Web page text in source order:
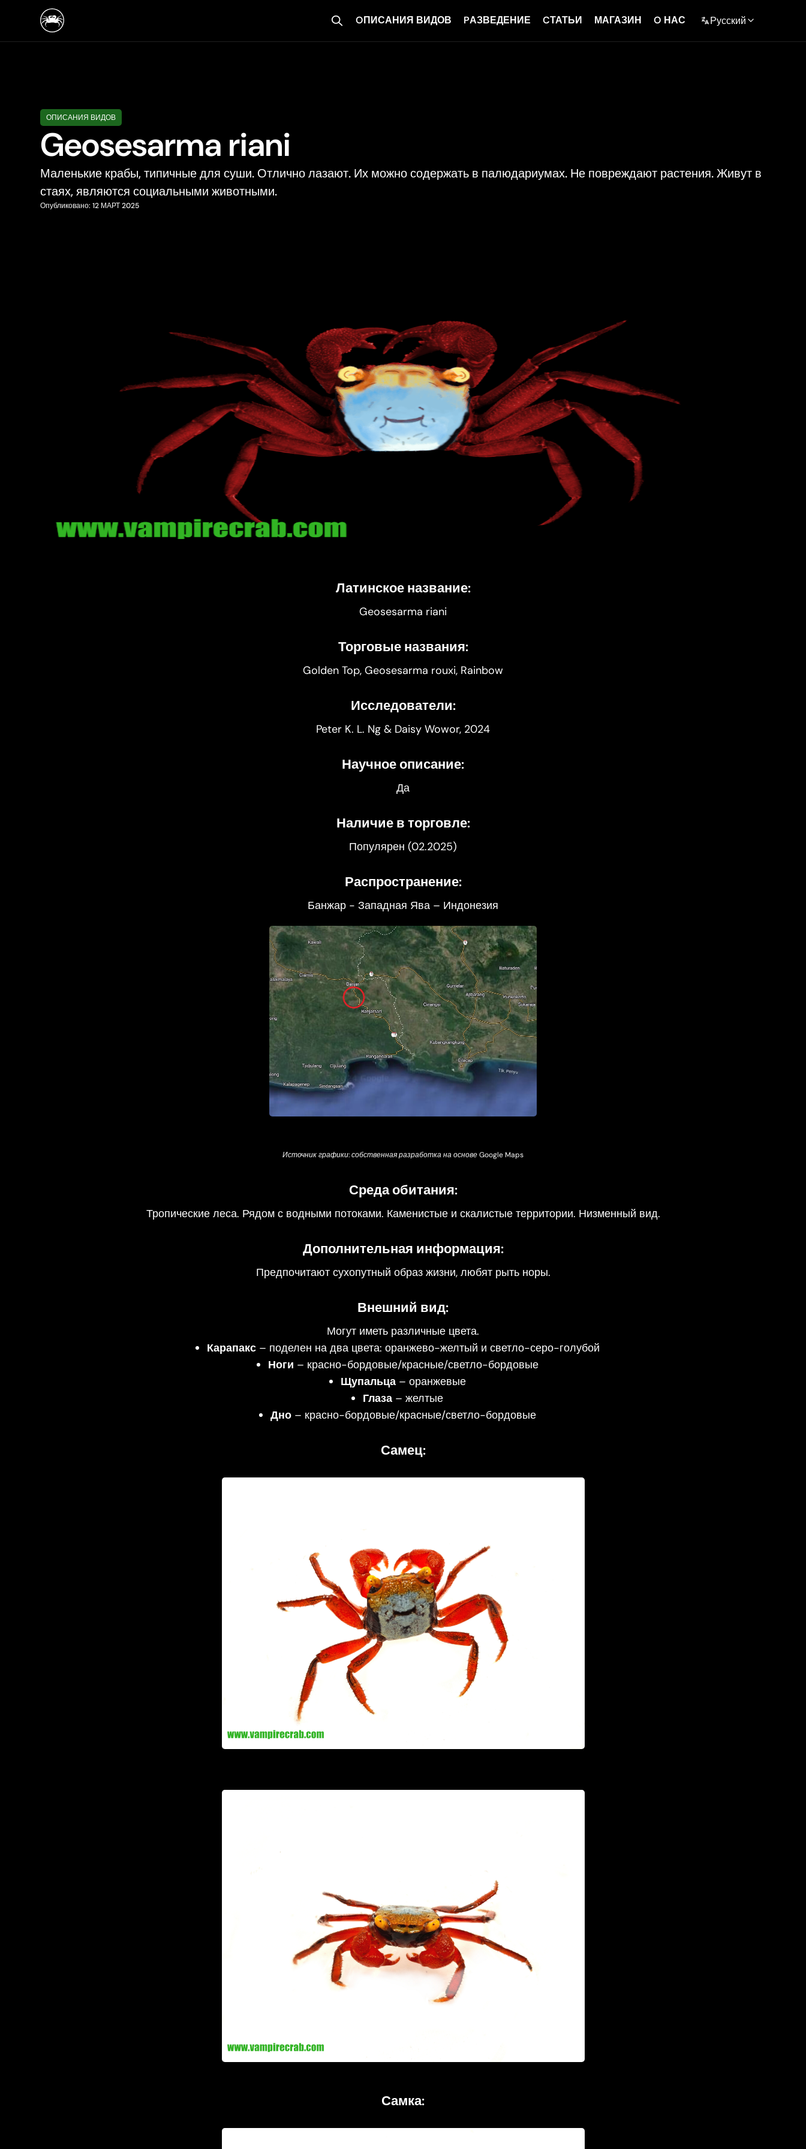
OПИСАНИЯ ВИДОВ PАЗВЕДЕНИЕ CТАТЬИ МАГАЗИН O НАС Русский
English
Русский
ОПИСАНИЯ ВИДОВ
Geosesarma riani
Маленькие крабы, типичные для суши. Отлично лазают. Их можно содержать в палюдариумах. Не повреждают растения. Живут в
стаях, являются социальными животными.
Опубликовано: 12 МАРТ 2025
Латинское название:
Geosesarma riani
Торговые названия:
Golden Top, Geosesarma rouxi, Rainbow
Исследователи:
Peter K. L. Ng & Daisy Wowor, 2024
Научное описание:
Да
Наличие в торговле:
Популярен (02.2025)
Распространение:
Банжар - Западная Ява – Индонезия
Источник графики: собственная разработка на основе Google Maps
Среда обитания:
Тропические леса. Рядом с водными потоками. Каменистые и скалистые территории. Низменный вид.
Дополнительная информация:
Предпочитают сухопутный образ жизни, любят рыть норы.
Внешний вид:
Могут иметь различные цвета.
Карапакс– поделен на два цвета: оранжево-желтый и светло-серо-голубой
Ноги – красно-бордовые/красные/светло-бордовые
Щупальца– оранжевые
Глаза – желтые
Дно– красно-бордовые/красные/светло-бордовые
Самец:
Самка: